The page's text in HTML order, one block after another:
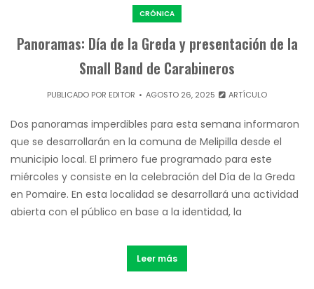
CRÓNICA
Panoramas: Día de la Greda y presentación de la
Small Band de Carabineros
PUBLICADO POR EDITOR AGOSTO 26, 2025 ARTÍCULO
Dos panoramas imperdibles para esta semana informaron
que se desarrollarán en la comuna de Melipilla desde el
municipio local. El primero fue programado para este
miércoles y consiste en la celebración del Día de la Greda
en Pomaire. En esta localidad se desarrollará una actividad
abierta con el público en base a la identidad, la
Leer más